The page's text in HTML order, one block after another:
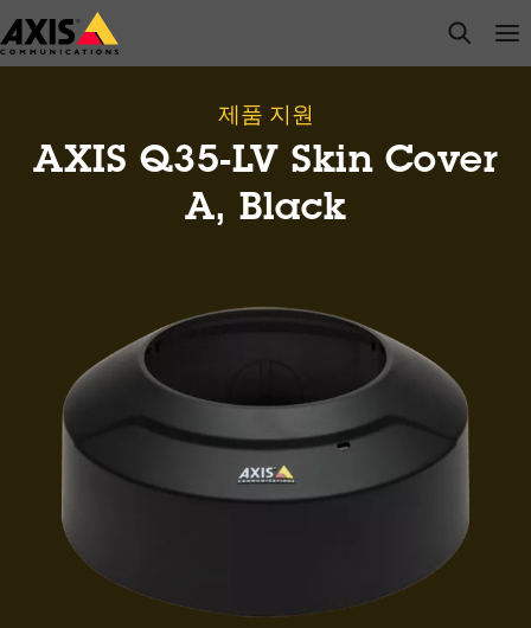
주
요
open
제품 지원
AXIS Q35-LV Skin Cover
A, Black